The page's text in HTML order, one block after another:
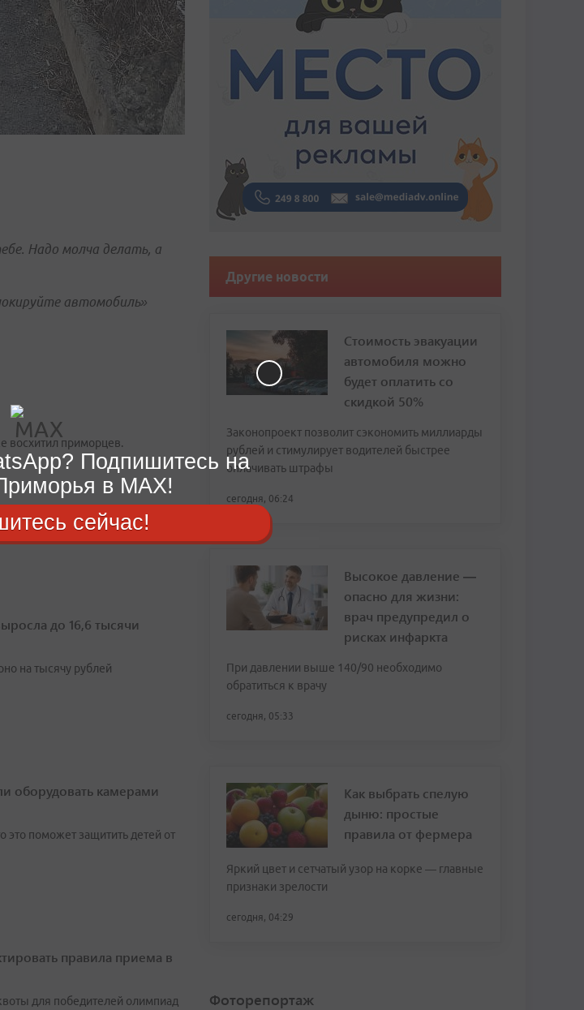
Надо молча делать, а
автомобиль»
восхитил приморцев.
до 16,6 тысячи
на тысячу рублей
оборудовать камерами
это поможет защитить детей от
правила приема в
для победителей олимпиад
Другие новости
Стоимость эвакуации
автомобиля можно
будет оплатить со
скидкой 50%
Законопроект позволит сэкономить миллиарды
рублей и стимулирует водителей быстрее
оплачивать штрафы
сегодня, 06:24
Высокое давление —
опасно для жизни:
врач предупредил о
рисках инфаркта
При давлении выше 140/90 необходимо
обратиться к врачу
сегодня, 05:33
Как выбрать спелую
дыню: простые
правила от фермера
Яркий цвет и сетчатый узор на корке — главные
признаки зрелости
сегодня, 04:29
Фоторепортаж
Подпишитесь на
в MAX!
сейчас!